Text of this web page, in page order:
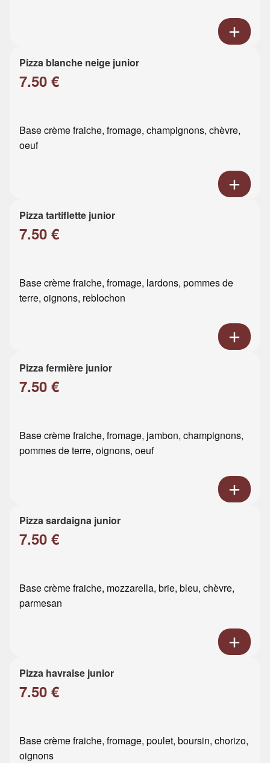
Pizza blanche neige junior
7.50 €
Base crème fraiche, fromage, champignons, chèvre,
oeuf
Pizza tartiflette junior
7.50 €
Base crème fraiche, fromage, lardons, pommes de
terre, oignons, reblochon
Pizza fermière junior
7.50 €
Base crème fraiche, fromage, jambon, champignons,
pommes de terre, oignons, oeuf
Pizza sardaigna junior
7.50 €
Base crème fraiche, mozzarella, brie, bleu, chèvre,
parmesan
Pizza havraise junior
7.50 €
Base crème fraiche, fromage, poulet, boursin, chorizo,
oignons